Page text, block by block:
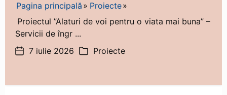
Pagina principală
Proiecte
Proiectul ”Alaturi de voi pentru o viata mai buna” –
Servicii de îngr ...
Dată7 iulie 2026 Categorii
Proiecte